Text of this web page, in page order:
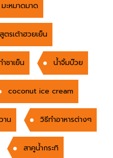
มะหมาดมาด
สูตรเต้าฮวยเย็น
ชาเย็น น้ำจิ้มบ๊วย
coconut ice cream
าน วิธีทำอาหารต่างๆ
สาคูน้ำกระทิ